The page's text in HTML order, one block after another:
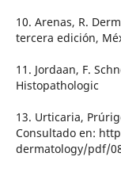
10. Arenas, R.
tercera edición,
11. Jordaan, F.
Histopathologic
13. Urticaria,
Consultado en:
dermatology/pdf/